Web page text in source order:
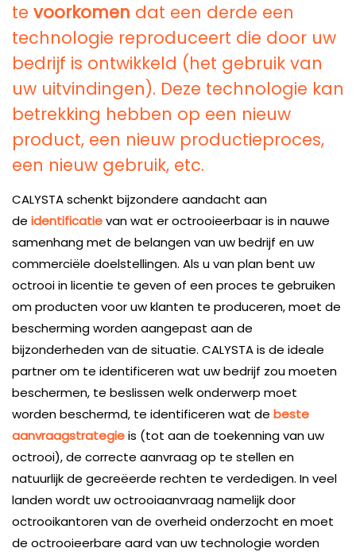
te voorkomen dat een derde een
technologie reproduceert die door uw
bedrijf is ontwikkeld (het gebruik van
uw uitvindingen). Deze technologie kan
betrekking hebben op een nieuw
product, een nieuw productieproces,
een nieuw gebruik, etc.
CALYSTA schenkt bijzondere aandacht aan
de identificatievan wat er octrooieerbaar is in nauwe
samenhang met de belangen van uw bedrijf en uw
commerciële doelstellingen. Als u van plan bent uw
octrooi in licentie te geven of een proces te gebruiken
om producten voor uw klanten te produceren, moet de
bescherming worden aangepast aan de
bijzonderheden van de situatie. CALYSTA is de ideale
partner om te identificeren wat uw bedrijf zou moeten
beschermen, te beslissen welk onderwerp moet
worden beschermd, te identificeren wat de beste
aanvraagstrategieis (tot aan de toekenning van uw
octrooi), de correcte aanvraag op te stellen en
natuurlijk de gecreëerde rechten te verdedigen. In veel
landen wordt uw octrooiaanvraag namelijk door
octrooikantoren van de overheid onderzocht en moet
de octrooieerbare aard van uw technologie worden